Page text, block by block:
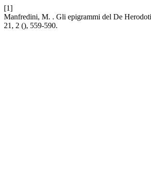
[1]
Manfredini, M. . Gli epigrammi del De
21, 2 (), 559-590.